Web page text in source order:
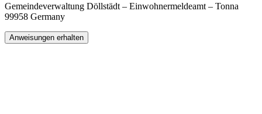
Gemeindeverwaltung Döllstädt – Einwohnermeldeamt – Tonna
99958 Germany
Anweisungen erhalten